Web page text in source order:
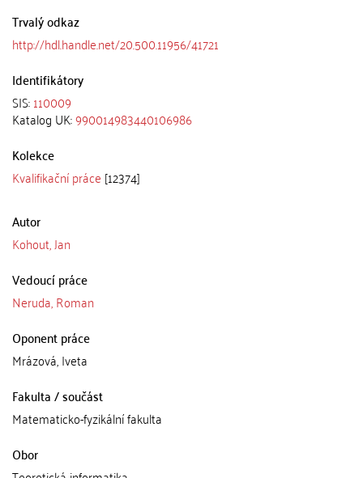
Trvalý odkaz
http://hdl.handle.net/20.500.11956/41721
Identifikátory
SIS:110009
Katalog UK:990014983440106986
Kolekce
Kvalifikační práce [12374]
Autor
Kohout, Jan
Vedoucí práce
Neruda, Roman
Oponent práce
Mrázová, Iveta
Fakulta / součást
Matematicko-fyzikální fakulta
Obor